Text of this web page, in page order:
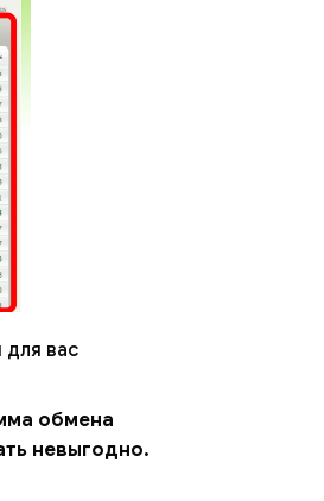
вас
обмена
невыгодно.